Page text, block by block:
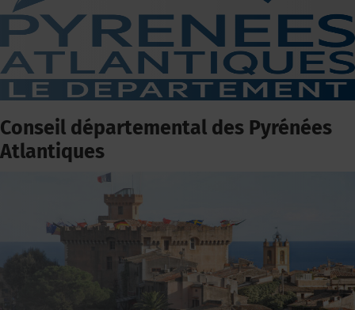
Conseil départemental des Pyrénées
Atlantiques